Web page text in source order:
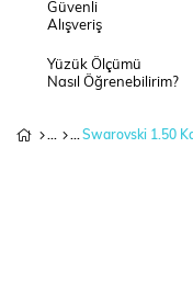
Güvenli
Alışveriş
Yüzük Ölçümü
Nasıl Öğrenebilirim?
Swarovski 1.50